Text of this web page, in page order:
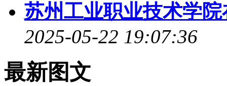
苏州工业职业技术学
2025-05-22 19:07:36
最新图文